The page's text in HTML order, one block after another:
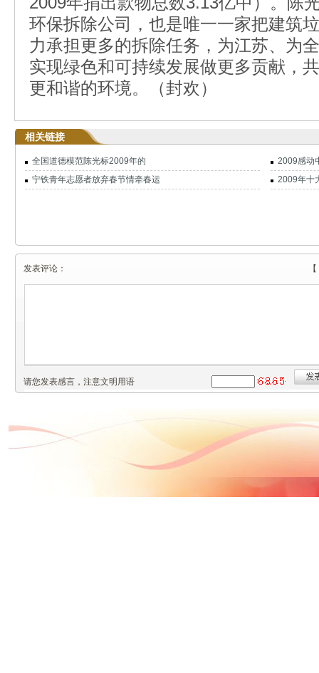
环保拆除公司，也是唯一一家把建筑
力承担更多的拆除任务，为江苏、为
实现绿色和可持续发展做更多贡献，
更和谐的环境。（封欢）
相关链接
全国道德模范陈光标2009年的
2009感动
宁铁青年志愿者放弃春节情牵春运
2009年十
发表评论：
请您发表感言，注意文明用语